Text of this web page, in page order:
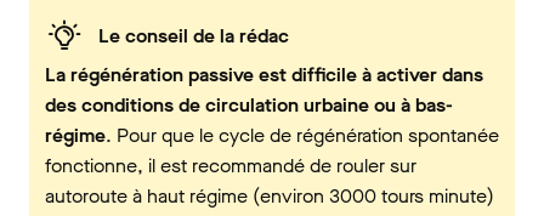
Le conseil de la rédac
La régénération passive est difficile à activer dans
des conditions de circulation urbaine ou à bas-
régime. Pour que le cycle de régénération spontanée
fonctionne, il est recommandé de rouler sur
autoroute à haut régime (environ 3000 tours minute)